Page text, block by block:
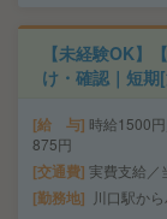
【未経験OK】
け・確認｜短期
給 与 時給1500
875円
交通費 実費支給／
勤務地 川口駅か